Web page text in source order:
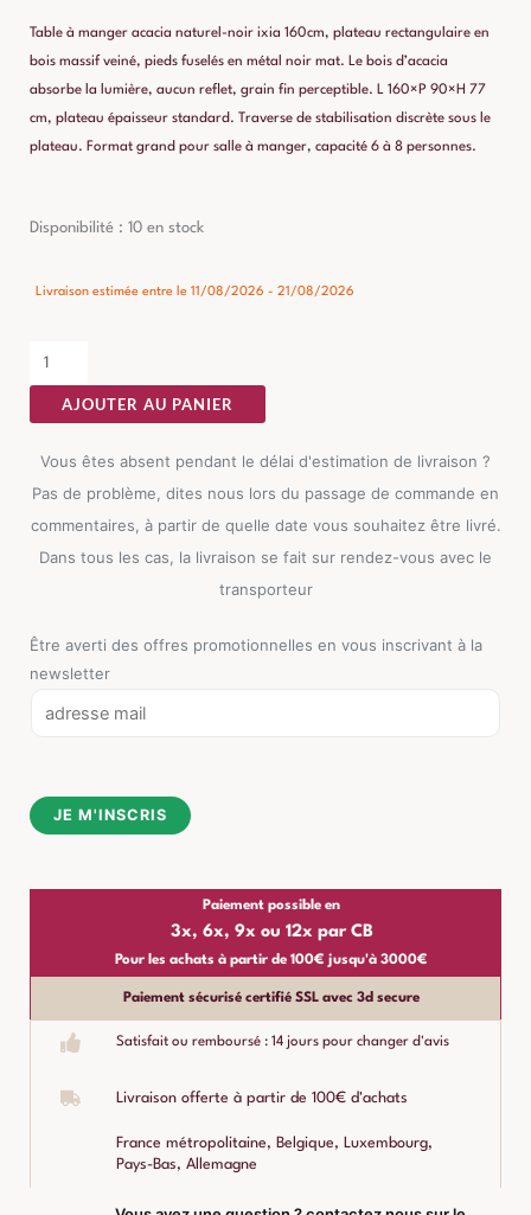
Table à manger acacia naturel-noir ixia 160cm, plateau rectangulaire en
bois massif veiné, pieds fuselés en métal noir mat. Le bois d’acacia
absorbe la lumière, aucun reflet, grain fin perceptible. L 160×P 90×H 77
cm, plateau épaisseur standard. Traverse de stabilisation discrète sous le
plateau. Format grand pour salle à manger, capacité 6 à 8 personnes.
Disponibilité : 10 en stock
Livraison estimée entre le 11/08/2026 - 21/08/2026
quantité
Table
Manger
Acacia
Naturel-
AJOUTER AU PANIER
Vous êtes absent pendant le délai d'estimation de livraison ?
Pas de problème, dites nous lors du passage de commande en
commentaires, à partir de quelle date vous souhaitez être livré.
Dans tous les cas, la livraison se fait sur rendez-vous avec le
transporteur
Être averti des offres promotionnelles en vous inscrivant à la
newsletter
m
l
JE M'INSCRIS
Paiement possible en
3x, 6x, 9x ou 12x par CB
Pour les achats à partir de 100€ jusqu'à 3000€
Paiement sécurisé certifié SSL avec 3d secure
Satisfait ou remboursé : 14 jours pour changer d'avis
Livraison offerte à partir de 100€ d'achats
France métropolitaine, Belgique, Luxembourg,
Pays-Bas, Allemagne